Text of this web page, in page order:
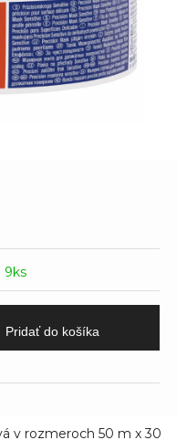
9ks
Pridať do košíka
v rozmeroch 50 m x 30